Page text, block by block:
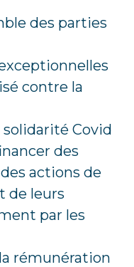
des parties
contre la
solidarité Covid
des
actions de
de leurs
par les
rémunération